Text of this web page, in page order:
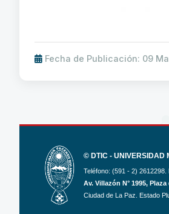
Fecha de Publicación: 09
© DTIC - UNIVERSIDAD
Teléfono: (591 - 2) 2612298.
Av. Villazón N° 1995,
Ciudad de La Paz. Estado